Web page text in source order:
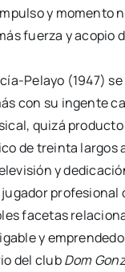
y momento
fuerza y acopio
Pelayo (1947) se
con su ingente
quizá producto
de treinta largos
y
profesional
facetas
y
del clubDom